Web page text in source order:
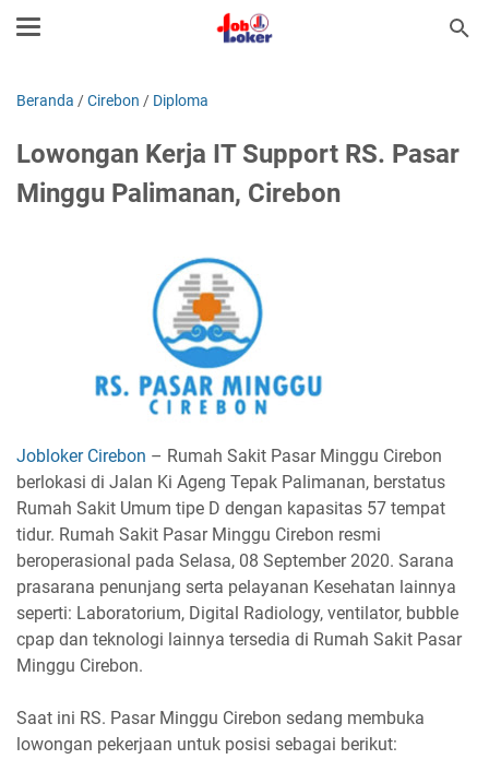
Beranda /Cirebon / Diploma
Lowongan Kerja IT Support RS. Pasar
Minggu Palimanan, Cirebon
Jobloker Cirebon – Rumah Sakit Pasar Minggu Cirebon
berlokasi di Jalan Ki Ageng Tepak Palimanan, berstatus
Rumah Sakit Umum tipe D dengan kapasitas 57 tempat
tidur. Rumah Sakit Pasar Minggu Cirebon resmi
beroperasional pada Selasa, 08 September 2020. Sarana
prasarana penunjang serta pelayanan Kesehatan lainnya
seperti: Laboratorium, Digital Radiology, ventilator, bubble
cpap dan teknologi lainnya tersedia di Rumah Sakit Pasar
Minggu Cirebon.
Saat ini RS. Pasar Minggu Cirebon sedang membuka
lowongan pekerjaan untuk posisi sebagai berikut: